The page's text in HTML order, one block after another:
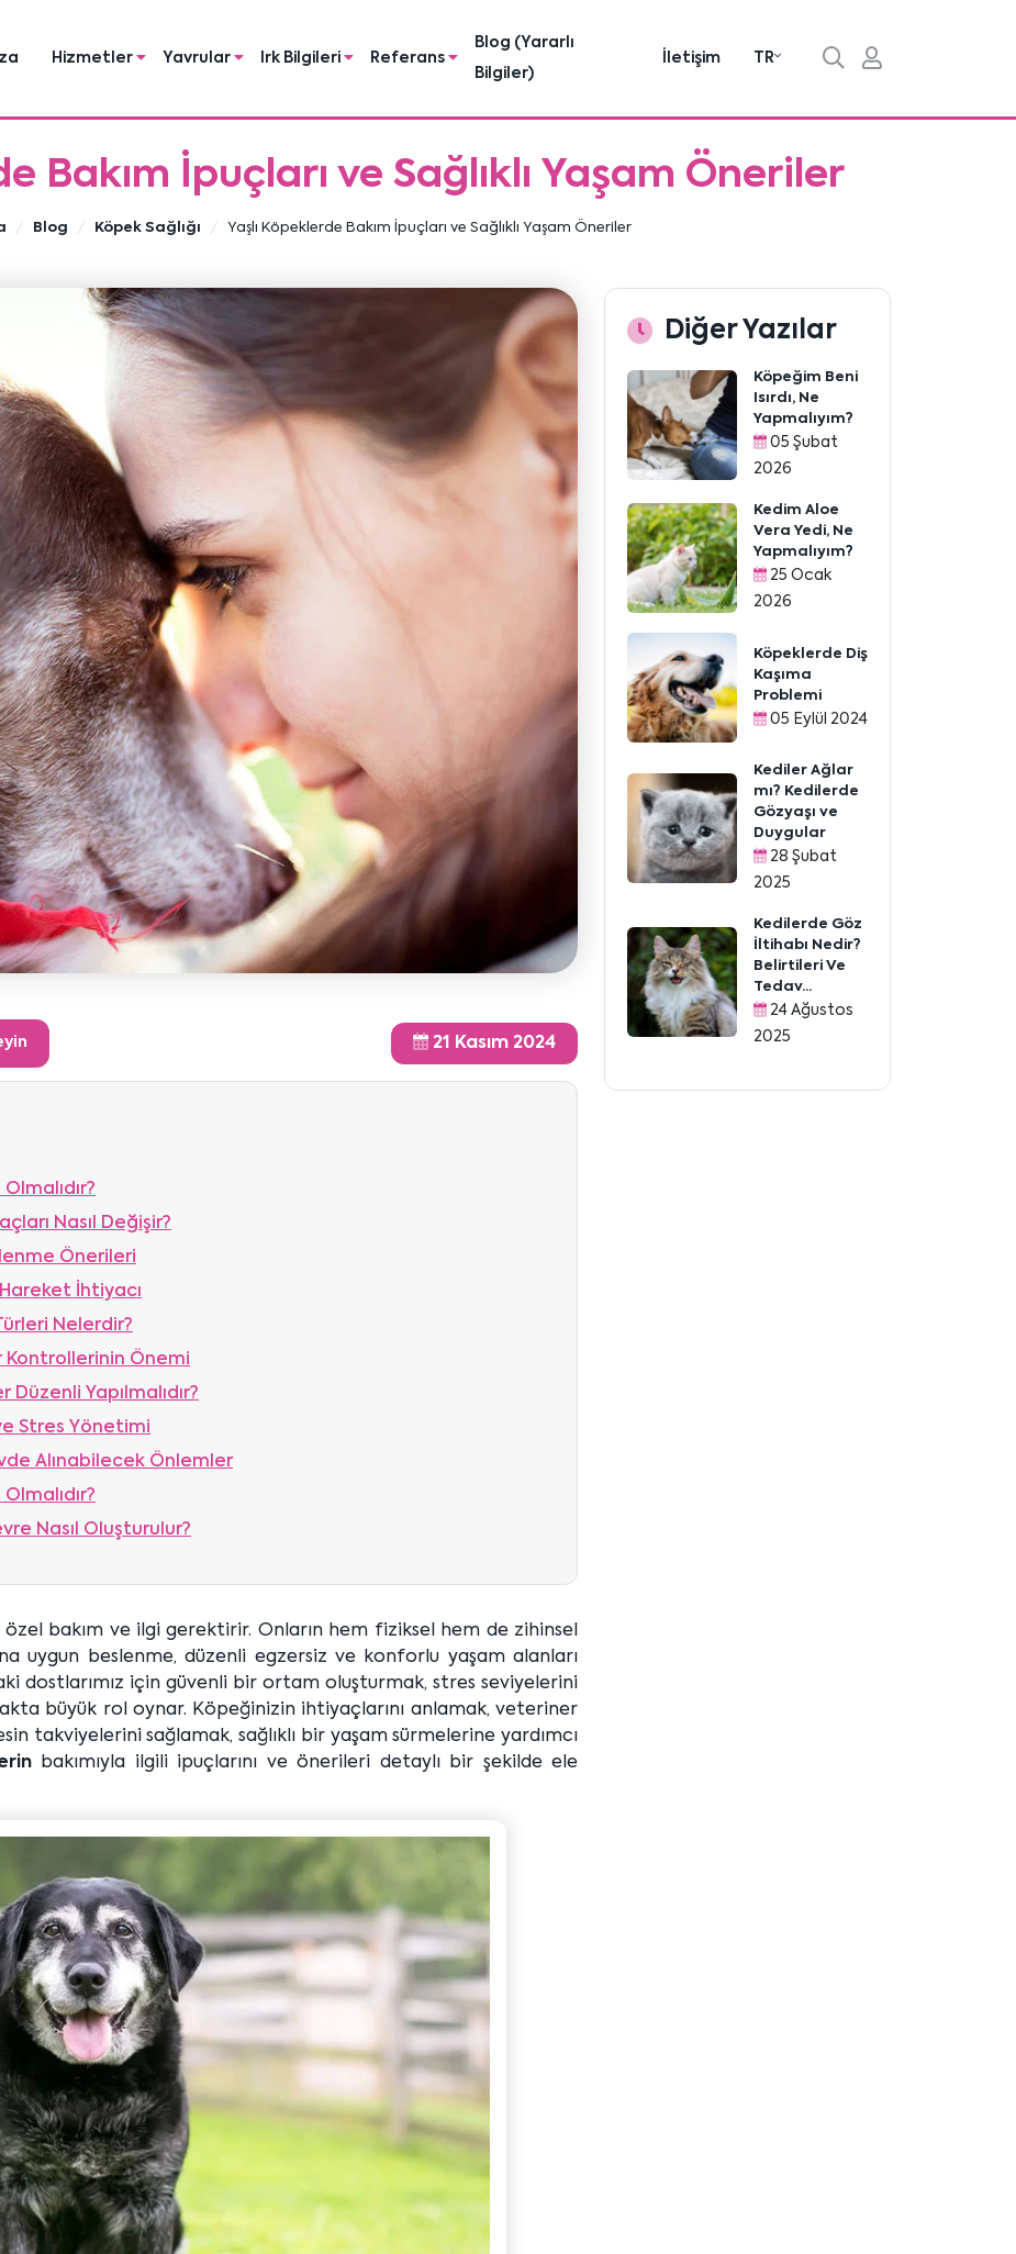
Hizmetler Yavrular Irk Bilgileri Referans
Blog (Yararlı
Bilgiler)
İletişim TR
Bakım İpuçları ve Sağlıklı Yaşam Öneriler
Blog Köpek Sağlığı Yaşlı Köpeklerde Bakım İpuçları ve Sağlıklı Yaşam Öneriler
21 Kasım 2024
Nasıl Değişir?
Önerileri
İhtiyacı
Nelerdir?
Kontrollerinin Önemi
Yapılmalıdır?
Stres Yönetimi
Alınabilecek Önlemler
Nasıl Oluşturulur?
bakım ve ilgi gerektirir. Onların hem fiziksel hem de zihinsel
uygun beslenme, düzenli egzersiz ve konforlu yaşam alanları
dostlarımız için güvenli bir ortam oluşturmak, stres seviyelerini
büyük rol oynar. Köpeğinizin ihtiyaçlarını anlamak, veteriner
takviyelerini sağlamak, sağlıklı bir yaşam sürmelerine yardımcı
bakımıyla ilgili ipuçlarını ve önerileri detaylı bir şekilde ele
Diğer Yazılar
Köpeğim Beni
Isırdı, Ne
Yapmalıyım?
05 Şubat
2026
Kedim Aloe
Vera Yedi, Ne
Yapmalıyım?
25 Ocak
2026
Köpeklerde Diş
Kaşıma
Problemi
05 Eylül 2024
Kediler Ağlar
mı? Kedilerde
Gözyaşı ve
Duygular
28 Şubat
2025
Kedilerde Göz
İltihabı Nedir?
Belirtileri Ve
Tedav...
24 Ağustos
2025